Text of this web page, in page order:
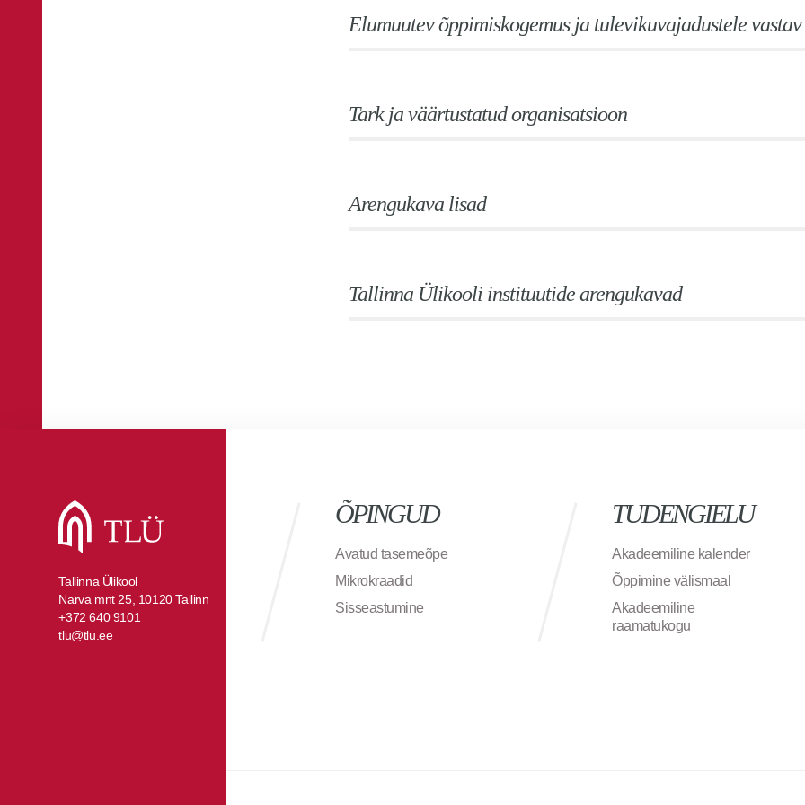
Elumuutev õppimiskogemus ja tulevikuvajadustele vastav
Tark ja väärtustatud organisatsioon
Arengukava lisad
Tallinna Ülikooli instituutide arengukavad
Tallinna Ülikool
Narva mnt 25, 10120 Tallinn
+372 640 9101
tlu@tlu.ee
ÕPINGUD
Avatud tasemeõpe
Mikrokraadid
Sisseastumine
TUDENGIELU
Akadeemiline kalender
Õppimine välismaal
Akadeemiline
raamatukogu